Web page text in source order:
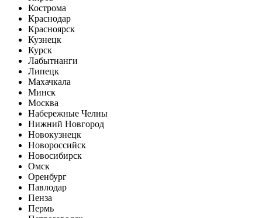
Кострома
Краснодар
Красноярск
Кузнецк
Курск
Лабытнанги
Липецк
Махачкала
Минск
Москва
Набережные Челны
Нижний Новгород
Новокузнецк
Новороссийск
Новосибирск
Омск
Оренбург
Павлодар
Пенза
Пермь